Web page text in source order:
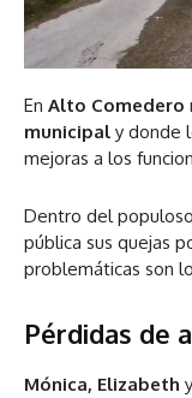
En Alto Comedero
municipal y donde
mejoras a los
Dentro del
pública sus quejas
problemáticas son
Pérdidas de
Mónica, Elizabeth y